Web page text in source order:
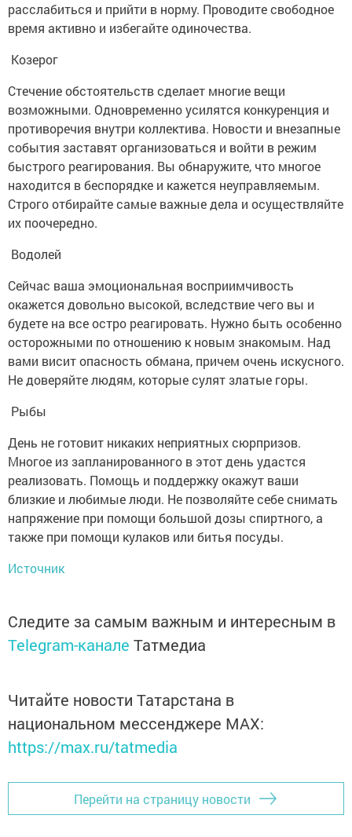
расслабиться и прийти в норму. Проводите свободное
время активно и избегайте одиночества.
Козерог
Стечение обстоятельств сделает многие вещи
возможными. Одновременно усилятся конкуренция и
противоречия внутри коллектива. Новости и внезапные
события заставят организоваться и войти в режим
быстрого реагирования. Вы обнаружите, что многое
находится в беспорядке и кажется неуправляемым.
Строго отбирайте самые важные дела и осуществляйте
их поочередно.
Водолей
Сейчас ваша эмоциональная восприимчивость
окажется довольно высокой, вследствие чего вы и
будете на все остро реагировать. Нужно быть особенно
осторожными по отношению к новым знакомым. Над
вами висит опасность обмана, причем очень искусного.
Не доверяйте людям, которые сулят златые горы.
Рыбы
День не готовит никаких неприятных сюрпризов.
Многое из запланированного в этот день удастся
реализовать. Помощь и поддержку окажут ваши
близкие и любимые люди. Не позволяйте себе снимать
напряжение при помощи большой дозы спиртного, а
также при помощи кулаков или битья посуды.
Источник
Следите за самым важным и интересным в
Telegram-канале Татмедиа
Читайте новости Татарстана в
национальном мессенджере MАХ:
https://max.ru/tatmedia
Перейти на страницу новости